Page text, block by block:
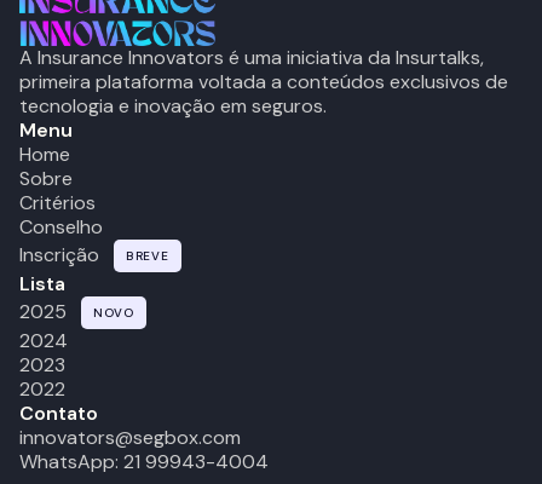
A Insurance Innovators é uma iniciativa da Insurtalks,
primeira plataforma voltada a conteúdos exclusivos de
tecnologia e inovação em seguros.
Menu
Home
Sobre
Critérios
Conselho
Inscrição
BREVE
Lista
2025
NOVO
2024
2023
2022
Contato
innovators@segbox.com
WhatsApp: 21 99943-4004